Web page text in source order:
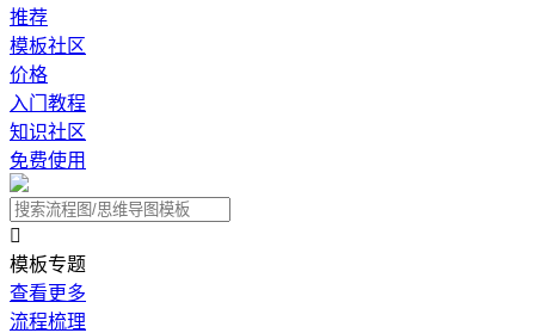
推荐
模板社区
价格
入门教程
知识社区
免费使用

模板专题
查看更多
流程梳理